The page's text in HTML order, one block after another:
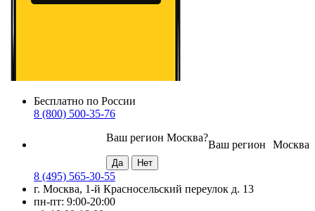
Бесплатно по России
8 (800) 500-35-76
Москва
Ваш регион
Ваш регион Москва?
8 (495) 565-30-55
г. Москва, 1-й Красносельский переулок д. 13
пн-пт: 9:00-20:00